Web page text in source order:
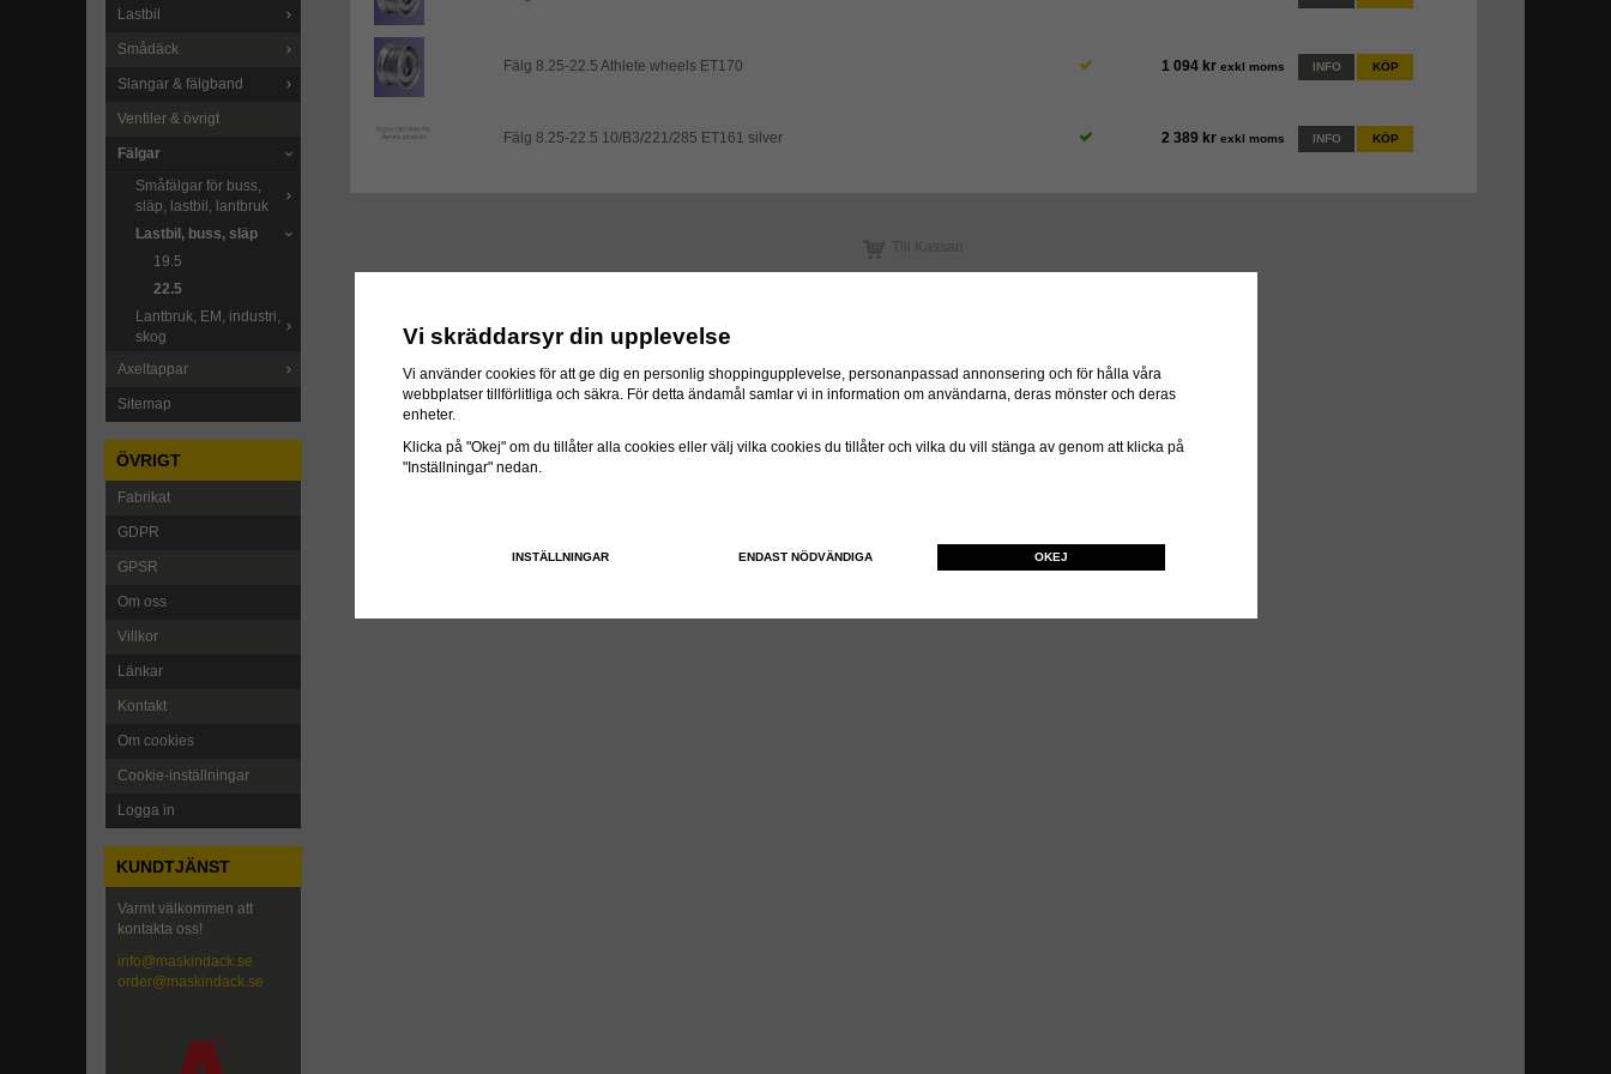
Lastbil
Smådäck
Slangar & fälgband
Ventiler & övrigt
Fälgar
Småfälgar för buss,
släp, lastbil, lantbruk
Lastbil, buss, släp
19.5
22.5
Lantbruk, EM, industri,
skog
Axeltappar
Sitemap
ÖVRIGT
Fabrikat
GDPR
GPSR
Om oss
Villkor
Länkar
Kontakt
Om cookies
Cookie-inställningar
Logga in
KUNDTJÄNST
Varmt välkommen att
kontakta oss!
info@maskindack.se
order@maskindack.se
Fälg 8.25-22.5 Athlete wheels ET170 1 094 kr exkl moms INFO KÖP
Fälg 8.25-22.5 10/B3/221/285 ET161 silver 2 389 kr exkl moms INFO KÖP
Vi skräddarsyr din upplevelse
Vi använder cookies för att ge dig en personlig shoppingupplevelse, personanpassad annonsering och för hålla våra
webbplatser tillförlitliga och säkra. För detta ändamål samlar vi in information om användarna, deras mönster och deras
enheter.
Klicka på "Okej" om du tillåter alla cookies eller välj vilka cookies du tillåter och vilka du vill stänga av genom att klicka på
"Inställningar" nedan.
INSTÄLLNINGAR ENDAST NÖDVÄNDIGA OKEJ